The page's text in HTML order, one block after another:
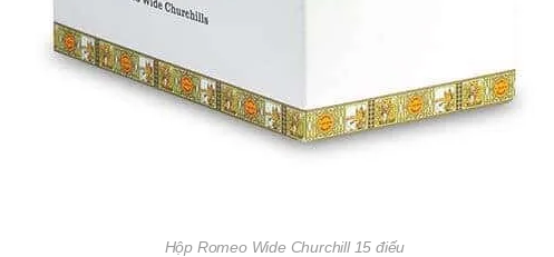
Hộp Romeo Wide Churchill 15 điếu